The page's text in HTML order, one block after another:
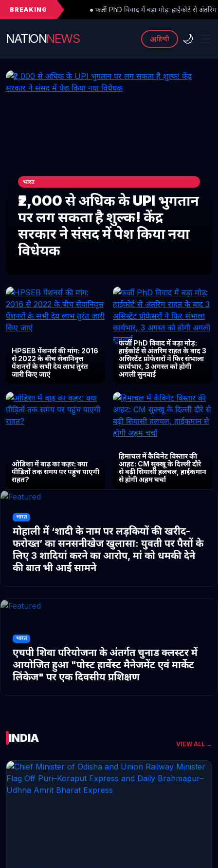
BREAKING
● फर्जी PhD विवाद में बड़ा मोड़: हाईकोर्ट से अंतरिम राहत के बाद 3 असिस्टेंट
NATIONNEWS अहिन्दी 🌙
भारत
₹2,000 से अधिक के UPI भुगतान
पर लग सकता है शुल्क! केंद्र
सरकार ने संसद में पेश किया नया
विधेयक
HPSEB पेंशनर्स की मांग: 2016
से 2022 के बीच सेवानिवृत्त
पेंशनरों के सभी देय लाभ तुरंत
जारी किए जाएं
फर्जी PhD विवाद में बड़ा मोड़:
हाईकोर्ट से अंतरिम राहत के बाद 3
असिस्टेंट प्रोफेसरों ने फिर संभाला
कार्यभार, 3 अगस्त को होगी
अगली सुनवाई
ओडिशा में बाढ़ का कहर: क्या
पीड़ितों तक समय पर पहुंच पाएगी
राहत?
हिमाचल में कैबिनेट विस्तार की
आहट: CM सुक्खू के दिल्ली दौरे
से बढ़ी सियासी हलचल, हाईकमान
से होगी अहम चर्चा
भारत
मोहाली में ‘शादी के नाम पर लड़कियों की खरीद-
फरोख्त’ का सनसनीखेज खुलासा: युवती पर पैसों के
लिए 3 शादियां करने का आरोप, मां को धमकी देने
की बात भी आई सामने
भारत
एचपी शिवा परियोजना के अंतर्गत चुनाड क्लस्टर में
आयोजित हुआ "पोस्ट हार्वेस्ट मैनेजमेंट एवं मार्केट
लिंकेज" पर एक दिवसीय प्रशिक्षण
INDIA VIEW ALL →